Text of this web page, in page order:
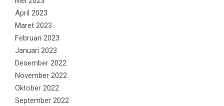
April 2023
Maret 2023
Februari 2023
Januari 2023
Desember 2022
November 2022
Oktober 2022
September 2022